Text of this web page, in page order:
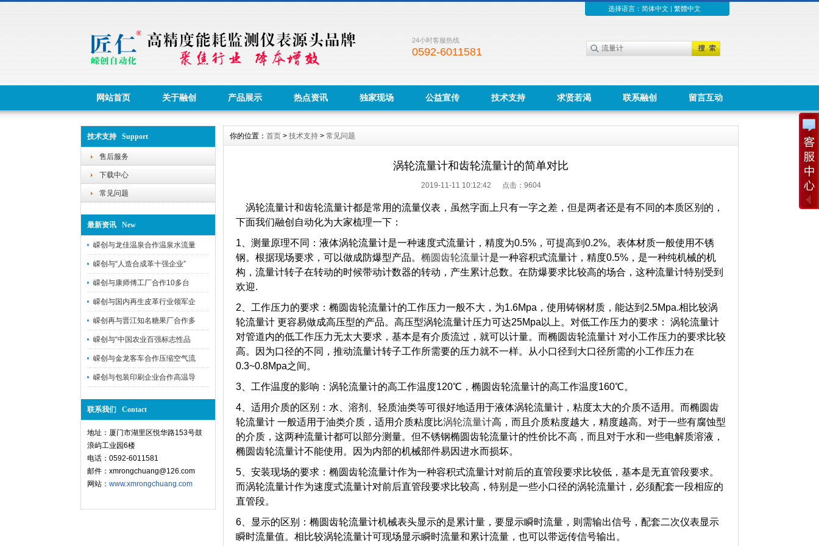
选择语言： 简体中文| 繁體中文
24小时客服热线
0592-6011581
网站首页 关于融创 产品展示 热点资讯 独家现场 公益宣传 技术支持 求贤若渴 联系融创 留言互动
技术支持 Support
售后服务
下载中心
常见问题
最新资讯 New
嵘创与龙佳温泉合作温泉水流量
嵘创与“人造合成革十强企业”
嵘创与康师傅工厂合作10多台
嵘创与国内再生皮革行业领军企
嵘创再与晋江知名糖果厂合作多
嵘创与“中国农业百强标志性品
嵘创与金龙客车合作压缩空气流
嵘创与包装印刷企业合作高温导
联系我们 Contact
地址：厦门市湖里区悦华路153号鼓
浪屿工业园6楼
电话：0592-6011581
邮件：xmrongchuang@126.com
网站： www.xmrongchuang.com
你的位置： 首页 > 技术支持 > 常见问题
涡轮流量计和齿轮流量计的简单对比
2019-11-11 10:12:42 点击： 9604
涡轮流量计和齿轮流量计都是常用的流量仪表，虽然字面上只有一字之差，但是两者还是有不同的本质区别的，
下面我们融创自动化为大家梳理一下：
1、测量原理不同：液体涡轮流量计是一种速度式流量计，精度为0.5%，可提高到0.2%。 表体材质一般使用不锈
钢。 根据现场要求，可以做成防爆型产品。 椭圆齿轮流量计是一种容积式流量计，精度0.5%， 是一种纯机械的机
构，流量计转子在转动的时候带动计数器的转动，产生累计总数。 在防爆要求比较高的场合，这种流量计特别受到
欢迎.
2、工作压力的要求：椭圆齿轮流量计的工作压力一般不大，为1.6Mpa，使用铸钢材质，能达到2.5Mpa.相比较涡
轮流量计 更容易做成高压型的产品。 高压型涡轮流量计压力可达25Mpa以上。 对低工作压力的要求：
涡轮流量计
对管道内的低工作压力无太大要求，基本是有介质流过，就可以计量。 而椭圆齿轮流量计 对小工作压力的要求比较
高。
因为口径的不同，推动流量计转子工作所需要的压力就不一样。
从小口径到大口径所需的小工作压力在
0.3~0.8Mpa之间。
3、工作温度的影响：涡轮流量计的高工作温度120℃，椭圆齿轮流量计的高工作温度160℃。
4、适用介质的区别：水、溶剂、轻质油类等可很好地适用于液体涡轮流量计，粘度太大的介质不适用。 而椭圆齿
轮流量计 一般适用于油类介质，适用介质粘度比涡轮流量计高，而且介质粘度越大，精度越高。 对于一些有腐蚀型
的介质，这两种流量计都可以部分测量。 但不锈钢椭圆齿轮流量计的性价比不高，而且对于水和一些电解质溶液，
椭圆齿轮流量计不能使用。
因为内部的机械部件易因进水而损坏。
5、安装现场的要求：椭圆齿轮流量计作为一种容积式流量计对前后的直管段要求比较低，基本是无直管段要求。
而涡轮流量计作为速度式流量计对前后直管段要求比较高，特别是一些小口径的涡轮流量计，必须配套一段相应的
直管段。
6、显示的区别：椭圆齿轮流量计机械表头显示的是累计量，要显示瞬时流量，则需输出信号，配套二次仪表显示
瞬时流量值。 相比较涡轮流量计可现场显示瞬时流量和累计流量，也可以带远传信号输出。